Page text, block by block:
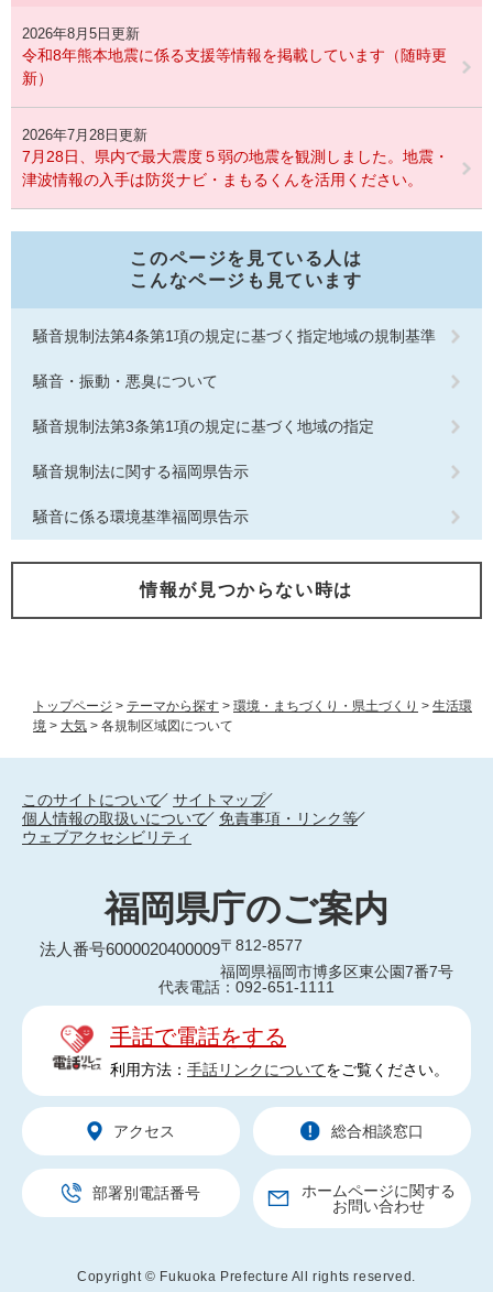
トップページ > テーマから探す > 環境・まちづくり・県土づくり > 生活環
境 > 大気 > 各規制区域図について
2026年8月5日更新
令和8年熊本地震に係る支援等情報を掲載しています（随時更
新）
2026年7月28日更新
7月28日、県内で最大震度５弱の地震を観測しました。地震・
津波情報の入手は防災ナビ・まもるくんを活用ください。
このページを見ている人は
こんなページも見ています
騒音規制法第4条第1項の規定に基づく指定地域の規制基準
騒音・振動・悪臭について
騒音規制法第3条第1項の規定に基づく地域の指定
騒音規制法に関する福岡県告示
騒音に係る環境基準福岡県告示
情報が見つからない時は
このサイトについて
サイトマップ
個人情報の取扱いについて
免責事項・リンク等
ウェブアクセシビリティ
福岡県庁のご案内
法人番号6000020400009〒812-8577
福岡県福岡市博多区東公園7番7号
代表電話：092-651-1111
手話で電話をする
利用方法： 手話リンクについてをご覧ください。
アクセス 総合相談窓口
部署別電話番号
ホームページに関する
お問い合わせ
Copyright © Fukuoka Prefecture All rights reserved.